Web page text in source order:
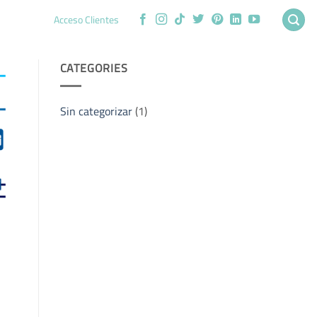
Acceso Clientes
CATEGORIES
Sin categorizar(1)